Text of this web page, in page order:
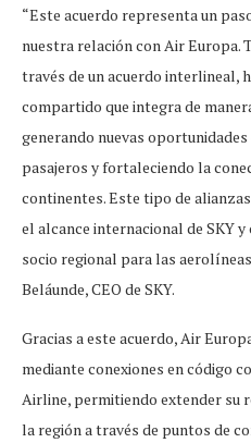
“Este acuerdo representa un
nuestra relación con Air Europa.
través de un acuerdo interlineal,
compartido que integra de
generando nuevas
pasajeros y fortaleciendo la
continentes. Este tipo de
el alcance internacional de SKY
socio regional para las
Beláunde, CEO de SKY.
Gracias a este acuerdo, Air
mediante conexiones en código
Airline, permitiendo extender su
la región a través de puntos de